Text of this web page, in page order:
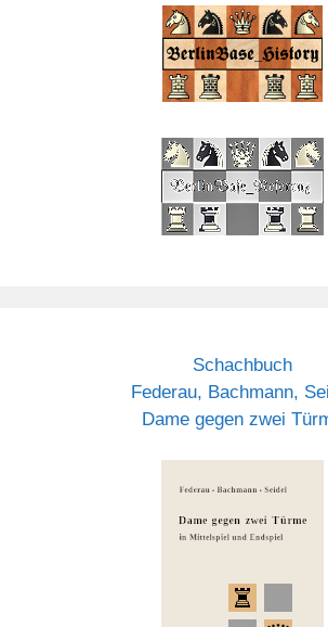
Schachbuch
Federau, Bachmann,
Dame gegen zwei